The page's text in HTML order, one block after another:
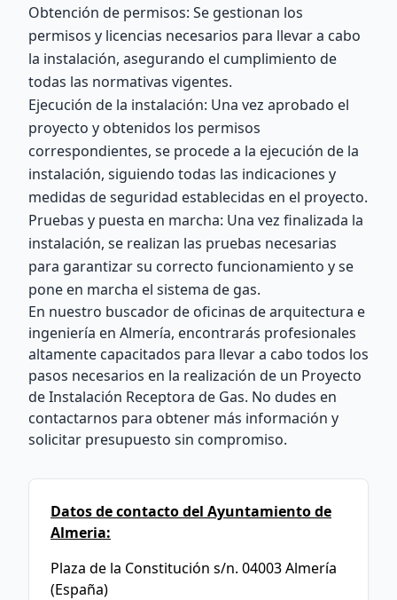
Obtención de permisos: Se gestionan los
permisos y licencias necesarios para llevar a cabo
la instalación, asegurando el cumplimiento de
todas las normativas vigentes.
Ejecución de la instalación: Una vez aprobado el
proyecto y obtenidos los permisos
correspondientes, se procede a la ejecución de la
instalación, siguiendo todas las indicaciones y
medidas de seguridad establecidas en el proyecto.
Pruebas y puesta en marcha: Una vez finalizada la
instalación, se realizan las pruebas necesarias
para garantizar su correcto funcionamiento y se
pone en marcha el sistema de gas.
En nuestro buscador de oficinas de arquitectura e
ingeniería en Almería, encontrarás profesionales
altamente capacitados para llevar a cabo todos los
pasos necesarios en la realización de un Proyecto
de Instalación Receptora de Gas. No dudes en
contactarnos para obtener más información y
solicitar presupuesto sin compromiso.
Datos de contacto del Ayuntamiento de
Almeria:
Plaza de la Constitución s/n. 04003 Almería
(España)